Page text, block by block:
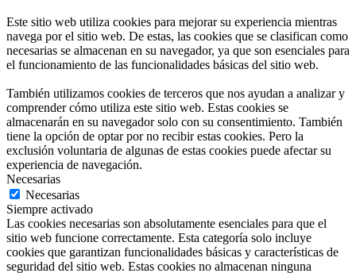
Este sitio web utiliza cookies para mejorar su experiencia mientras
navega por el sitio web. De estas, las cookies que se clasifican como
necesarias se almacenan en su navegador, ya que son esenciales para
el funcionamiento de las funcionalidades básicas del sitio web.
También utilizamos cookies de terceros que nos ayudan a analizar y
comprender cómo utiliza este sitio web. Estas cookies se
almacenarán en su navegador solo con su consentimiento. También
tiene la opción de optar por no recibir estas cookies. Pero la
exclusión voluntaria de algunas de estas cookies puede afectar su
experiencia de navegación.
Necesarias
Necesarias
Siempre activado
Las cookies necesarias son absolutamente esenciales para que el
sitio web funcione correctamente. Esta categoría solo incluye
cookies que garantizan funcionalidades básicas y características de
seguridad del sitio web. Estas cookies no almacenan ninguna